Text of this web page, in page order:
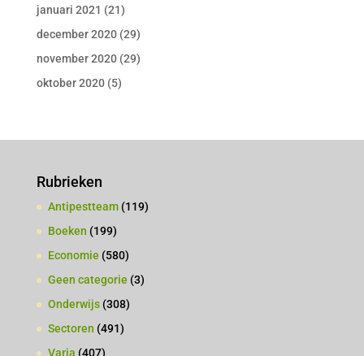
januari 2021 (21)
december 2020(29)
november 2020(29)
oktober 2020(5)
Rubrieken
Antipestteam(119)
Boeken (199)
Economie (580)
Geen categorie (3)
Onderwijs(308)
Sectoren (491)
Varia (407)